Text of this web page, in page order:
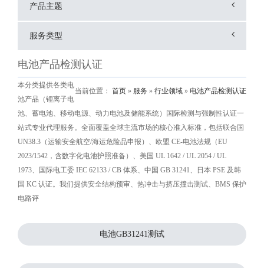
产品主题
服务类型
电池产品检测认证
当前位置： 首页 » 服务 » 行业领域 » 电池产品检测认证
本分类提供各类电
池产品（锂离子电
池、蓄电池、移动电源、动力电池及储能系统）国际检测与强制性认证一
站式专业代理服务。全面覆盖全球主流市场的核心准入标准，包括联合国
UN38.3（运输安全航空/海运危险品申报）、欧盟 CE-电池法规（EU
2023/1542，含数字化电池护照准备）、美国 UL 1642 / UL 2054 / UL
1973、国际电工委 IEC 62133 / CB 体系、中国 GB 31241、日本 PSE 及韩
国 KC 认证。我们提供安全结构预审、热冲击与挤压撞击测试、BMS 保护
电路评
电池GB31241测试